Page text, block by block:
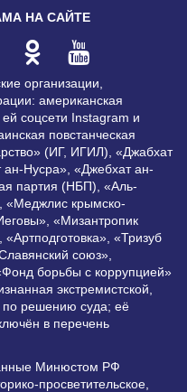
НА САЙТЕ
организации,
американская
соцсети Instagram и
повстанческая
(ИГ, ИГИЛ), «Джабхат
Нусра», «Джебхат ан-
партия (НБП), «Аль-
крымско-
«Мизантропик
«Тризуб
союз»,
борьбы с коррупцией»
экстремистской,
решению суда; её
в перечень
Минюстом РФ
просветительское,